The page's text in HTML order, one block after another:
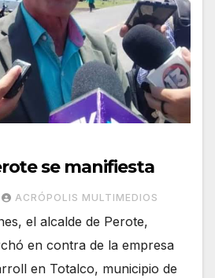
se manifiesta
ACRÓPOLIS MULTIMEDIOS
el alcalde de Perote,
en contra de la empresa
en Totalco, municipio de